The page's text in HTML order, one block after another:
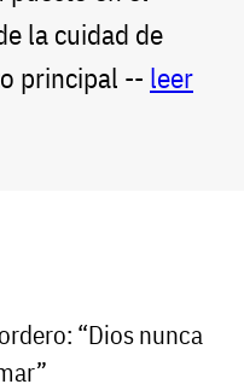
la cuidad de
principal -- leer
“Dios nunca